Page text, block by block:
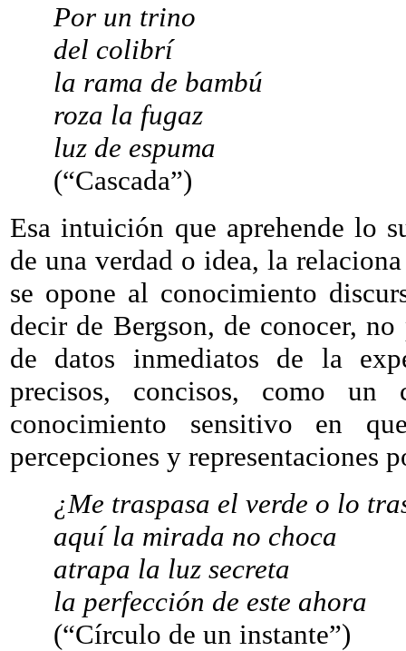
Por un trino
del colibrí
la rama de bambú
roza la fugaz
luz de espuma
(“Cascada”)
Esa intuición que aprehende lo
de una verdad o idea, la
se opone al conocimiento
decir de Bergson, de conocer,
de datos inmediatos de la
precisos, concisos, como
conocimiento sensitivo en
percepciones y representaciones
¿Me traspasa el verde o lo
aquí la mirada no choca
atrapa la luz secreta
la perfección de este ahora
(“Círculo de un instante”)